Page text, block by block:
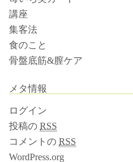
講座
集客法
食のこと
骨盤底筋&膣ケア
メタ情報
ログイン
投稿の RSS
コメントの RSS
WordPress.org